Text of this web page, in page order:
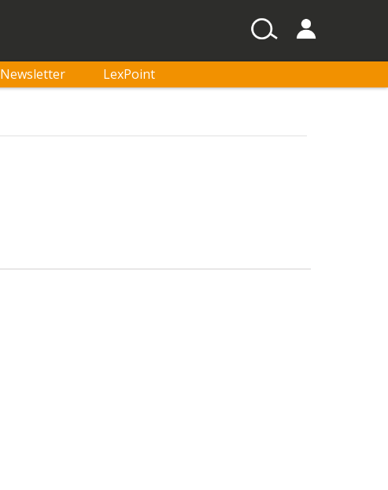
Newsletter LexPoint